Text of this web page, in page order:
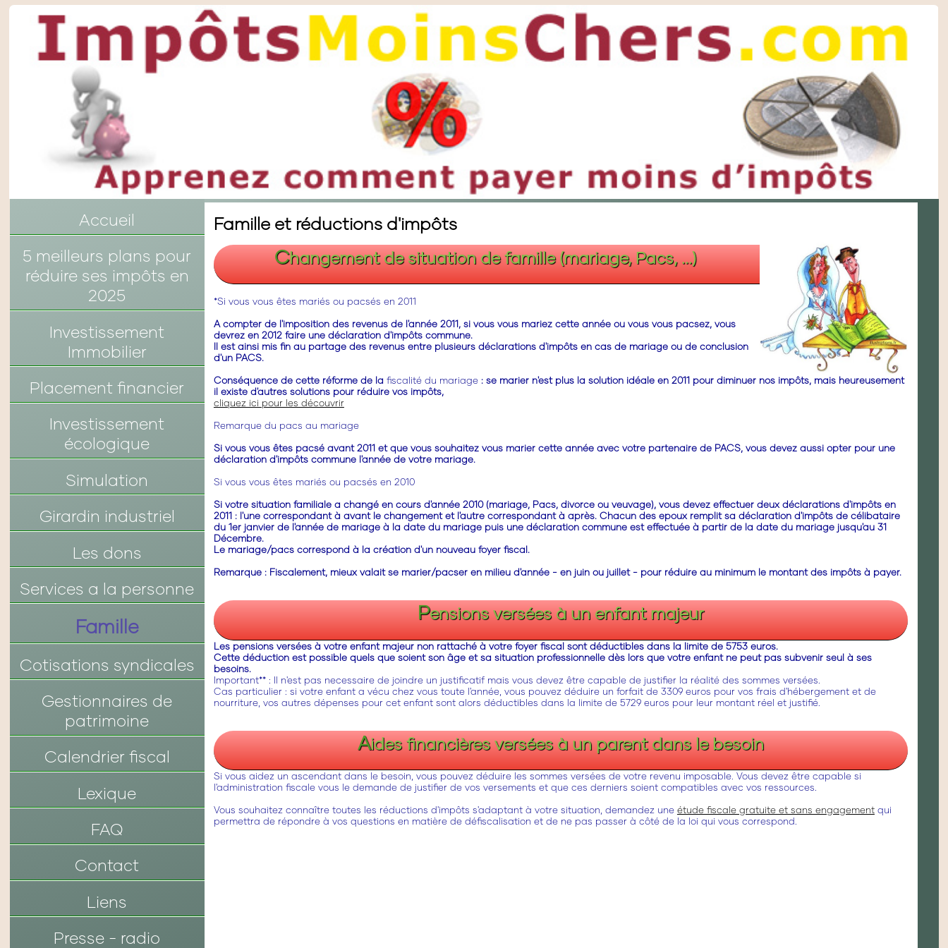
Accueil
5 meilleurs plans pour
réduire ses impôts en
2025
Investissement
Immobilier
Placement financier
Investissement
écologique
Simulation
Girardin industriel
Les dons
Services a la personne
Famille
Cotisations syndicales
Gestionnaires de
patrimoine
Calendrier fiscal
Lexique
FAQ
Contact
Liens
Presse - radio
Famille et réductions d'impôts
Changement de situation de famille (mariage, Pacs, ...)
*Si vous vous êtes mariés ou pacsés en 2011
A compter de l'imposition des revenus de l'année 2011, si vous vous mariez cette année ou vous vous pacsez, vous
devrez en 2012 faire une déclaration d'impôts commune.
Il est ainsi mis fin au partage des revenus entre plusieurs déclarations d'impôts en cas de mariage ou de conclusion
d'un PACS.
Conséquence de cette réforme de la fiscalité du mariage: se marier n'est plus la solution idéale en 2011 pour diminuer nos impôts, mais heureusement
il existe d'autres solutions pour réduire vos impôts,
cliquez ici pour les découvrir
Remarque du pacs au mariage
Si vous vous êtes pacsé avant 2011 et que vous souhaitez vous marier cette année avec votre partenaire de PACS, vous devez aussi opter pour une
déclaration d'impôts commune l'année de votre mariage.
Si vous vous êtes mariés ou pacsés en 2010
Si votre situation familiale a changé en cours d'année 2010 (mariage, Pacs, divorce ou veuvage), vous devez effectuer deux déclarations d'impôts en
2011 : l'une correspondant à avant le changement et l'autre correspondant à après. Chacun des epoux remplit sa déclaration d'impôts de célibataire
du 1er janvier de l'année de mariage à la date du mariage puis une déclaration commune est effectuée à partir de la date du mariage jusqu'au 31
Décembre.
Le mariage/pacs correspond à la création d'un nouveau foyer fiscal.
Remarque : Fiscalement, mieux valait se marier/pacser en milieu d'année - en juin ou juillet - pour réduire au minimum le montant des impôts à payer.
Pensions versées à un enfant majeur
Les pensions versées à votre enfant majeur non rattaché à votre foyer fiscal sont déductibles dans la limite de 5753 euros.
Cette déduction est possible quels que soient son âge et sa situation professionnelle dès lors que votre enfant ne peut pas subvenir seul à ses
besoins.
Important** : Il n'est pas necessaire de joindre un justificatif mais vous devez être capable de justifier la réalité des sommes versées.
Cas particulier : si votre enfant a vécu chez vous toute l'année, vous pouvez déduire un forfait de 3309 euros pour vos frais d'hébergement et de
nourriture, vos autres dépenses pour cet enfant sont alors déductibles dans la limite de 5729 euros pour leur montant réel et justifié.
Aides financières versées à un parent dans le besoin
Si vous aidez un ascendant dans le besoin, vous pouvez déduire les sommes versées de votre revenu imposable. Vous devez être capable si
l'administration fiscale vous le demande de justifier de vos versements et que ces derniers soient compatibles avec vos ressources.
Vous souhaitez connaître toutes les réductions d'impôts s'adaptant à votre situation, demandez une étude fiscale gratuite et sans engagementqui
permettra de répondre à vos questions en matière de défiscalisation et de ne pas passer à côté de la loi qui vous correspond.